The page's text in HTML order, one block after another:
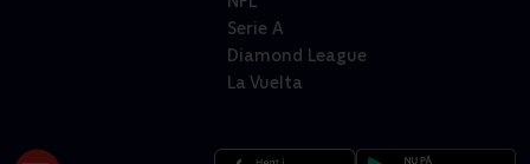
Serie A
Diamond League
La Vuelta